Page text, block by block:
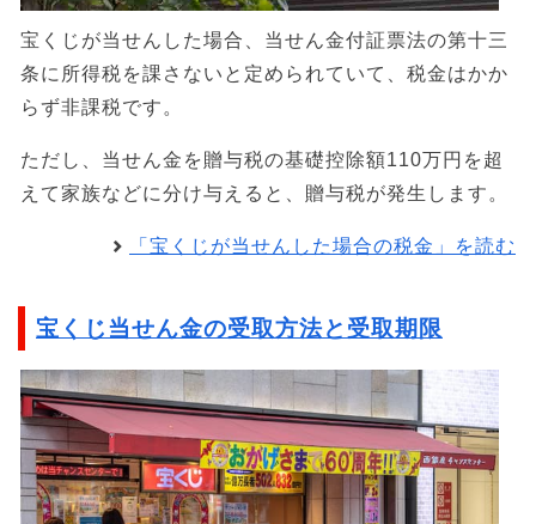
宝くじが当せんした場合、当せん金付証票法の第十三
条に所得税を課さないと定められていて、税金はかか
らず非課税です。
ただし、当せん金を贈与税の基礎控除額110万円を超
えて家族などに分け与えると、贈与税が発生します。
「宝くじが当せんした場合の税金」を読む
宝くじ当せん金の受取方法と受取期限